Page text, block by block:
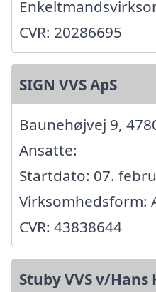
CVR: 20286695
SIGN VVS ApS
Baunehøjvej 9,
Ansatte:
Startdato: 07.
Virksomhedsform:
CVR: 43838644
Stuby VVS v/Hans